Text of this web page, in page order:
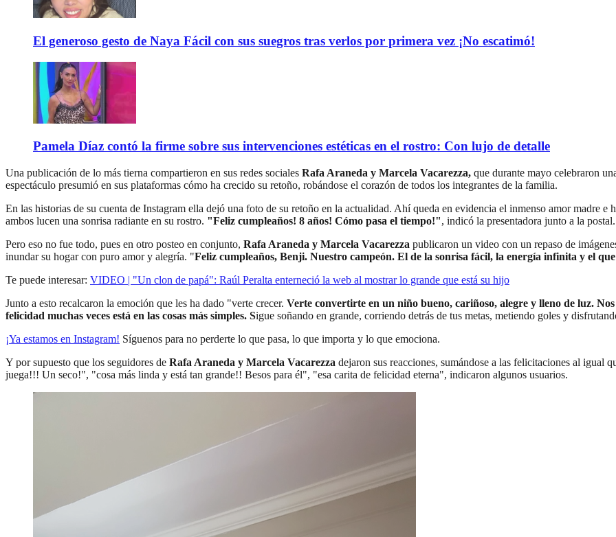
El generoso gesto de Naya Fácil con sus suegros tras verlos por primera vez ¡No escatimó!
Pamela Díaz contó la firme sobre sus intervenciones estéticas en el rostro: Con lujo de detalle
Una publicación de lo más tierna compartieron en sus redes sociales Rafa Araneda y Marcela Vacarezza, que durante mayo celebraron
espectáculo presumió en sus plataformas cómo ha crecido su retoño, robándose el corazón de todos los integrantes de la familia.
En las historias de su cuenta de Instagram ella dejó una foto de su retoño en la actualidad. Ahí queda en evidencia el inmenso amor madre e
ambos lucen una sonrisa radiante en su rostro. "Feliz cumpleaños! 8 años! Cómo pasa el tiempo!", indicó la presentadora junto a la postal.
Pero eso no fue todo, pues en otro posteo en conjunto, Rafa Araneda y Marcela Vacarezza publicaron un video con un repaso de
inundar su hogar con puro amor y alegría. "Feliz cumpleaños, Benji. Nuestro campeón. El de la sonrisa fácil, la energía infinita y el
Te puede interesar: VIDEO | "Un clon de papá": Raúl Peralta enterneció la web al mostrar lo grande que está su hijo
Junto a esto recalcaron la emoción que les ha dado "verte crecer. Verte convertirte en un niño bueno, cariñoso, alegre y lleno de luz.
felicidad muchas veces está en las cosas más simples. Sigue soñando en grande, corriendo detrás de tus metas, metiendo goles y
¡Ya estamos en Instagram! Síguenos para no perderte lo que pasa, lo que importa y lo que emociona.
Y por supuesto que los seguidores de Rafa Araneda y Marcela Vacarezza dejaron sus reacciones, sumándose a las felicitaciones al igual
juega!!! Un seco!", "cosa más linda y está tan grande!! Besos para él", "esa carita de felicidad eterna", indicaron algunos usuarios.